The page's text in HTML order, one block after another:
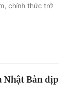
chính thức trở
Nhật Bản dịp